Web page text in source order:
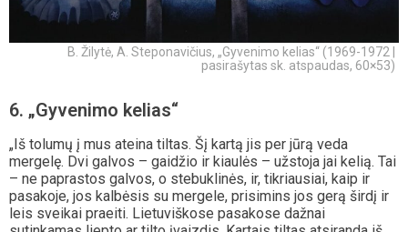
B. Žilytė, A. Steponavičius, „Gyvenimo kelias“ (1969-1972 |
pasirašytas sk. atspaudas, 60×53)
6. „Gyvenimo kelias“
„Iš tolumų į mus ateina tiltas. Šį kartą jis per jūrą veda
mergelę. Dvi galvos – gaidžio ir kiaulės – užstoja jai kelią. Tai
– ne paprastos galvos, o stebuklinės, ir, tikriausiai, kaip ir
pasakoje, jos kalbėsis su mergele, prisimins jos gerą širdį ir
leis sveikai praeiti. Lietuviškose pasakose dažnai